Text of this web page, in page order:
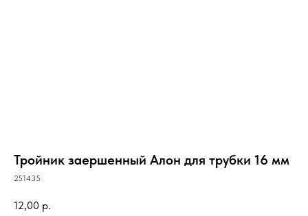
Тройник заершенный Алон для трубки 16 мм
251435
12,00 р.